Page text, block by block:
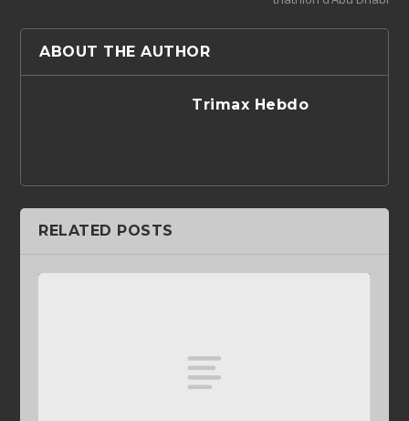
ABOUT THE AUTHOR
Trimax Hebdo
RELATED POSTS